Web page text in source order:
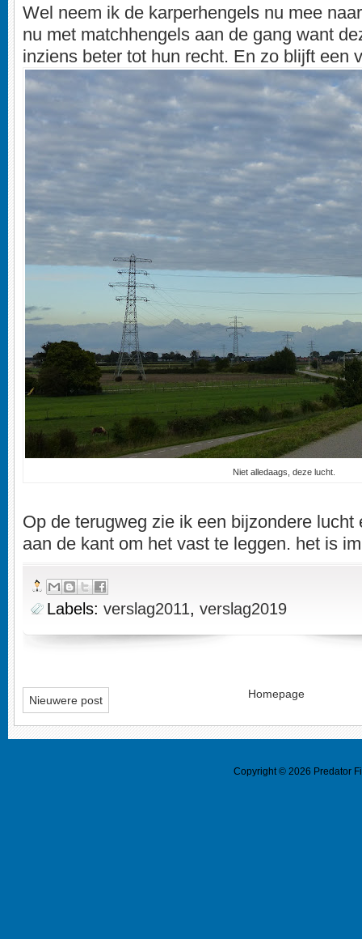
Wel neem ik de karperhengels nu mee
nu met matchhengels aan de gang want
inziens beter tot hun recht. En zo blijft een
Niet alledaags, deze lucht.
Op de terugweg zie ik een bijzondere lucht
aan de kant om het vast te leggen. het is
Labels: verslag2011, verslag2019
Nieuwere post Homepage
Copyright © 2026 Predator